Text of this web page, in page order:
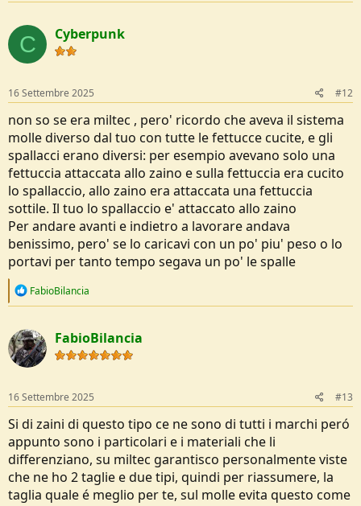
C Cyberpunk
16 Settembre 2025 #12
non so se era miltec , pero' ricordo che aveva il sistema
molle diverso dal tuo con tutte le fettucce cucite, e gli
spallacci erano diversi: per esempio avevano solo una
fettuccia attaccata allo zaino e sulla fettuccia era cucito
lo spallaccio, allo zaino era attaccata una fettuccia
sottile. Il tuo lo spallaccio e' attaccato allo zaino
Per andare avanti e indietro a lavorare andava
benissimo, pero' se lo caricavi con un po' piu' peso o lo
portavi per tanto tempo segava un po' le spalle
R
c
t
i
o
s
:
FabioBilancia
FabioBilancia
16 Settembre 2025 #13
Si di zaini di questo tipo ce ne sono di tutti i marchi peró
appunto sono i particolari e i materiali che li
differenziano, su miltec garantisco personalmente viste
che ne ho 2 taglie e due tipi, quindi per riassumere, la
taglia quale é meglio per te, sul molle evita questo come